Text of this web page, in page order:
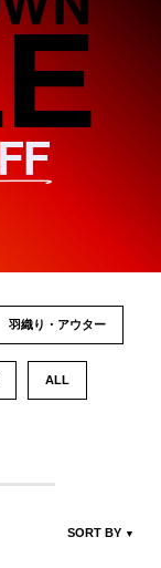
羽織り・アウター
ALL
SORT BY ▼